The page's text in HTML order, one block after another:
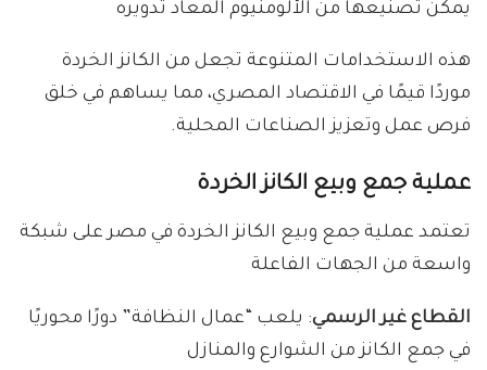
يمكن تصنيعها من الألومنيوم المعاد تدويره
هذه الاستخدامات المتنوعة تجعل من الكانز الخردة
موردًا قيمًا في الاقتصاد المصري، مما يساهم في خلق
فرص عمل وتعزيز الصناعات المحلية.
عملية جمع وبيع الكانز الخردة
تعتمد عملية جمع وبيع الكانز الخردة في مصر على شبكة
واسعة من الجهات الفاعلة
القطاع غير الرسمي: يلعب “عمال النظافة” دورًا محوريًا
في جمع الكانز من الشوارع والمنازل